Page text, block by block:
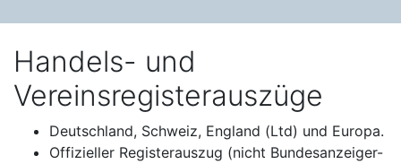
Handels- und
Vereinsregisterauszüge
Deutschland, Schweiz, England (Ltd) und Europa.
Offizieller Registerauszug (nicht Bundesanzeiger-